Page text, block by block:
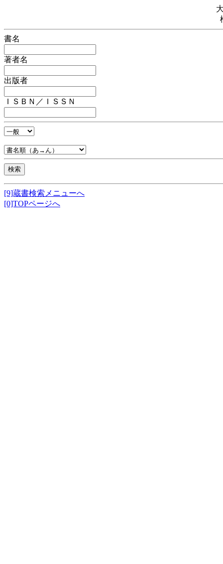
書名
著者名
出版者
ＩＳＢＮ／ＩＳＳＮ
[9]蔵書検索メニューへ
[0]TOPページへ